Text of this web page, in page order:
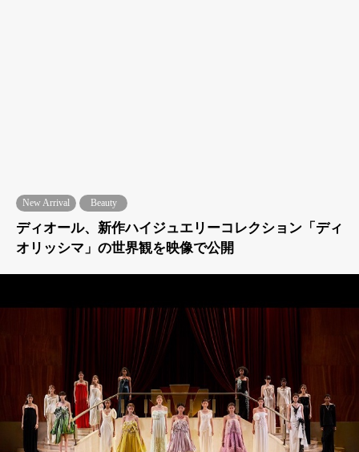
New Arrival Beauty
ディオール、新作ハイジュエリーコレクション「ディ
オリッシマ」の世界観を映像で公開